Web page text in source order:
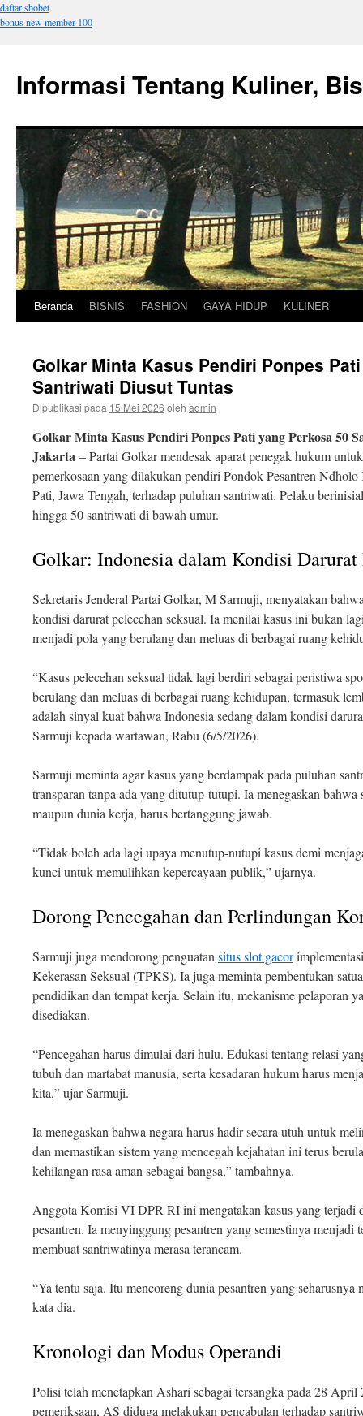
daftar sbobet
bonus new member 100
Informasi Tentang Kuliner,
Langsung
Beranda BISNIS FASHION GAYA HIDUP KULINER
Golkar Minta Kasus Pendiri Ponpes
Santriwati Diusut Tuntas
Dipublikasi pada 15 Mei 2026 oleh admin
Golkar Minta Kasus Pendiri Ponpes Pati yang Perkosa 50
Jakarta – Partai Golkar mendesak aparat penegak hukum
pemerkosaan yang dilakukan pendiri Pondok Pesantren
Pati, Jawa Tengah, terhadap puluhan santriwati. Pelaku
hingga 50 santriwati di bawah umur.
Golkar: Indonesia dalam Kondisi Darurat
Sekretaris Jenderal Partai Golkar, M Sarmuji, menyatakan
kondisi darurat pelecehan seksual. Ia menilai kasus ini bukan
menjadi pola yang berulang dan meluas di berbagai ruang
“Kasus pelecehan seksual tidak lagi berdiri sebagai peristiwa
berulang dan meluas di berbagai ruang kehidupan, termasuk
adalah sinyal kuat bahwa Indonesia sedang dalam kondisi
Sarmuji kepada wartawan, Rabu (6/5/2026).
Sarmuji meminta agar kasus yang berdampak pada puluhan
transparan tanpa ada yang ditutup-tutupi. Ia menegaskan
maupun dunia kerja, harus bertanggung jawab.
“Tidak boleh ada lagi upaya menutup-nutupi kasus demi
kunci untuk memulihkan kepercayaan publik,” ujarnya.
Dorong Pencegahan dan Perlindungan
Sarmuji juga mendorong penguatan situs slot gacor
Kekerasan Seksual (TPKS). Ia juga meminta pembentukan
pendidikan dan tempat kerja. Selain itu, mekanisme pelaporan
disediakan.
“Pencegahan harus dimulai dari hulu. Edukasi tentang relasi
tubuh dan martabat manusia, serta kesadaran hukum harus
kita,” ujar Sarmuji.
Ia menegaskan bahwa negara harus hadir secara utuh untuk
dan memastikan sistem yang mencegah kejahatan ini terus
kehilangan rasa aman sebagai bangsa,” tambahnya.
Anggota Komisi VI DPR RI ini mengatakan kasus yang terjadi
pesantren. Ia menyinggung pesantren yang semestinya menjadi
membuat santriwatinya merasa terancam.
“Ya tentu saja. Itu mencoreng dunia pesantren yang
kata dia.
Kronologi dan Modus Operandi
Polisi telah menetapkan Ashari sebagai tersangka pada 28 April
pemeriksaan, AS diduga melakukan pencabulan terhadap